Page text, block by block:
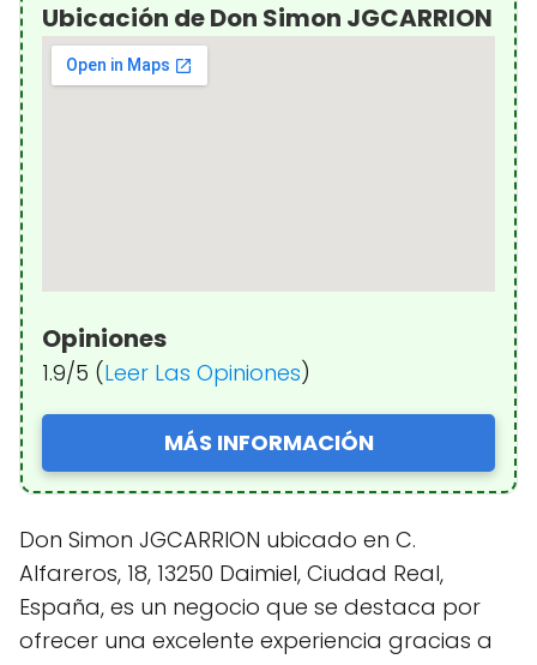
Ubicación de Don Simon JGCARRION
Opiniones
1.9/5 (Leer Las Opiniones)
MÁS INFORMACIÓN
Don Simon JGCARRION ubicado en C.
Alfareros, 18, 13250 Daimiel, Ciudad Real,
España, es un negocio que se destaca por
ofrecer una excelente experiencia gracias a